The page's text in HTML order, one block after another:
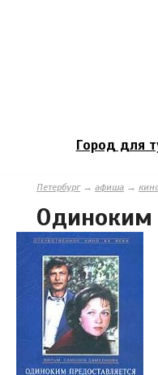
Город для
Петербург→ афиша →
Одиноким